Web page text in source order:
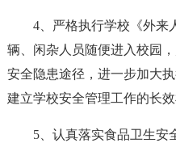
4、严格执行学校《外来
辆、闲杂人员随便进入校园
安全隐患途径，进一步加大
建立学校安全管理工作的长效
5、认真落实食品卫生安